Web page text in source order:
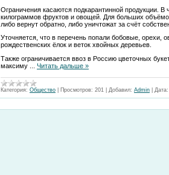
Ограничения касаются подкарантинной продукции. В
килограммов фруктов и овощей. Для больших
либо вернут обратно, либо уничтожат за счёт
Уточняется, что в перечень попали бобовые, орехи,
рождественских ёлок и веток хвойных деревьев.
Также ограничивается ввоз в Россию цветочных
максиму
Читать дальше »
Категория: Общество Просмотров: 201 Добавил: Admin Дата: